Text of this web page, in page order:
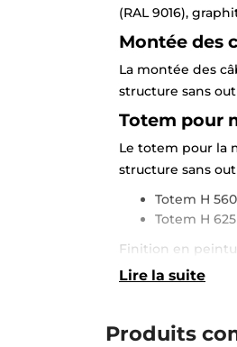
(RAL 9016),
Montée des
La montée des
structure sans
Totem pour
Le totem pour la
structure sans
Totem H
Totem H
Finition en
Lire la suite
Produits